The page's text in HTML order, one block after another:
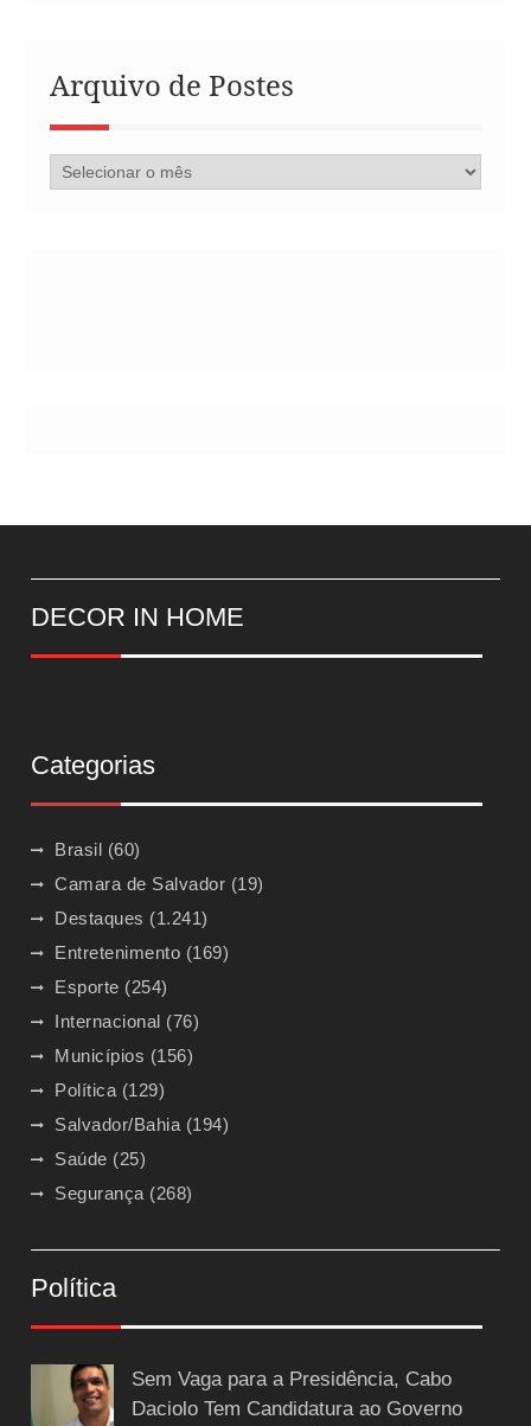
Arquivo de Postes
Arquivo
de
DECOR IN HOME
Categorias
Brasil (60)
Camara de Salvador (19)
Destaques (1.241)
Entretenimento (169)
Esporte (254)
Internacional (76)
Municípios (156)
Política (129)
Salvador/Bahia (194)
Saúde (25)
Segurança (268)
Política
Sem Vaga para a Presidência, Cabo
Daciolo Tem Candidatura ao Governo